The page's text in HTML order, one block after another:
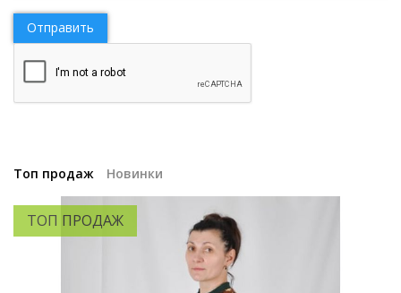
Отправить
Топ продаж Новинки
ТОП ПРОДАЖ